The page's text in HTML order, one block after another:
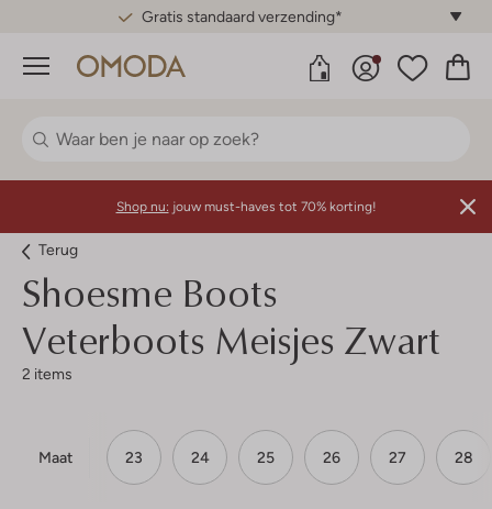
Gratis standaard verzending*
Menu
Shop nu: jouw must-haves tot 70% korting!
Terug
Shoesme Boots
Veterboots Meisjes Zwart
2 items
Maat 23 24 25 26 27 28